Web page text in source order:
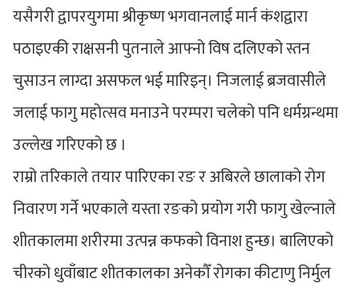
यसैगरी द्वापरयुगमा श्रीकृष्ण भगवानलाई मार्न कंशद्वारा
पठाइएकी राक्षसनी पुतनाले आफ्नो विष दलिएको स्तन
चुसाउन लाग्दा असफल भई मारिइन्। निजलाई ब्रजवासीले
जलाई फागु महोत्सव मनाउने परम्परा चलेको पनि धर्मग्रन्थमा
उल्लेख गरिएको छ ।
राम्रो तरिकाले तयार पारिएका रङ र अबिरले छालाको रोग
निवारण गर्ने भएकाले यस्ता रङको प्रयोग गरी फागु खेल्नाले
शीतकालमा शरीरमा उत्पन्न कफको विनाश हुन्छ। बालिएको
चीरको धुवाँबाट शीतकालका अनेकौँ रोगका कीटाणु निर्मुल